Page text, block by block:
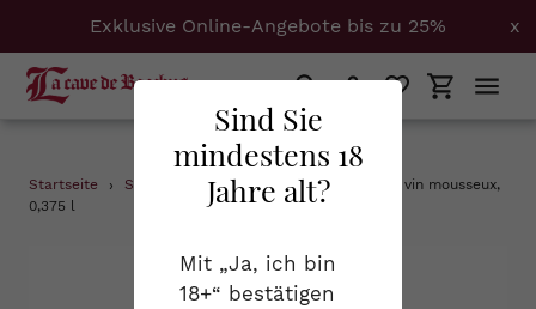
Sind Sie
mindestens 18
Jahre alt?
Mit „Ja, ich bin
18+“ bestätigen
Direkt
zum
Exklusive Online-Angebote bis zu 25% x
Einloggen
Startseite › Schaumweine ›
Bouvet Ladubay, 1851, vin mousseux,
0,375 l